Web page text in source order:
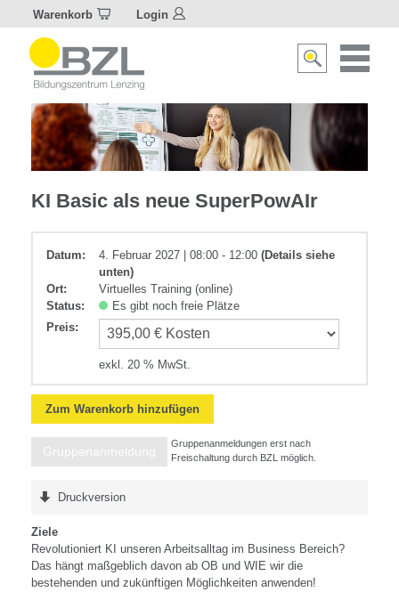
Warenkorb Login
Suche
IT-
KI Basic als neue SuperPowAIr
Datum: 4. Februar 2027 | 08:00 - 12:00 (Details siehe
unten)
Ort:
Virtuelles Training (online)
Status:
Es gibt noch freie Plätze
Preis:
exkl. 20 % MwSt.
Zum Warenkorb hinzufügen
Gruppenanmeldung
Gruppenanmeldungen erst nach
Freischaltung durch BZL möglich.
Druckversion
Ziele
Revolutioniert KI unseren Arbeitsalltag im Business Bereich?
Das hängt maßgeblich davon ab OB und WIE wir die
bestehenden und zukünftigen Möglichkeiten anwenden!